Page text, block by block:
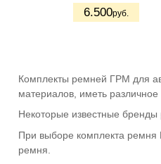
6.500руб.
Комплекты ремней ГРМ для
материалов, иметь различное
Некоторые известные
При выборе комплекта ремня
ремня.